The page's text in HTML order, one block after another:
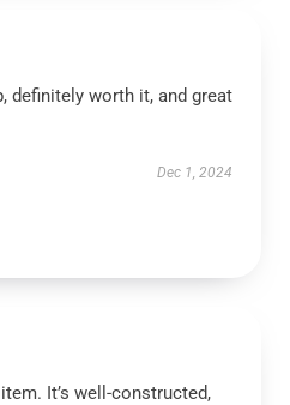
definitely worth it, and great
Dec 1, 2024
It’s well-constructed,